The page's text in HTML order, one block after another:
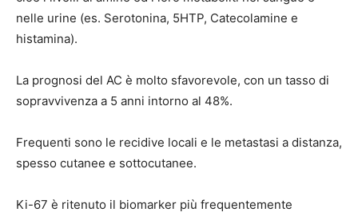
nelle urine (es. Serotonina, 5HTP, Catecolamine e
histamina).
La prognosi del AC è molto sfavorevole, con un tasso di
sopravvivenza a 5 anni intorno al 48%.
Frequenti sono le recidive locali e le metastasi a distanza,
spesso cutanee e sottocutanee.
Ki-67 è ritenuto il biomarker più frequentemente